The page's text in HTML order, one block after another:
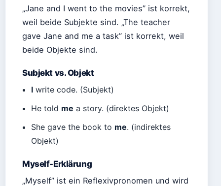
„Jane and I went to the movies” ist korrekt,
weil beide Subjekte sind. „The teacher
gave Jane and me a task” ist korrekt, weil
beide Objekte sind.
Subjekt vs. Objekt
I write code. (Subjekt)
He told me a story. (direktes Objekt)
She gave the book to me. (indirektes
Objekt)
Myself-Erklärung
„Myself” ist ein Reflexivpronomen und wird